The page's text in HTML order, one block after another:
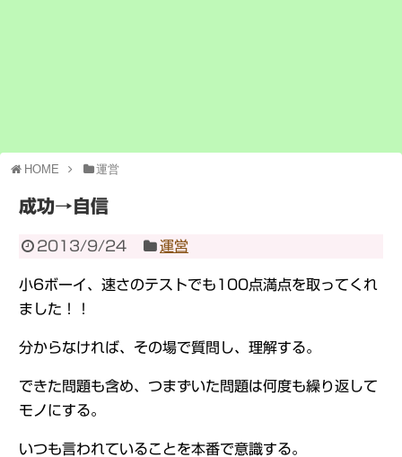
HOME 運営
成功→自信
2013/9/24 運営
小6ボーイ、速さのテストでも100点満点を取ってくれ
ました！！
分からなければ、その場で質問し、理解する。
できた問題も含め、つまずいた問題は何度も繰り返して
モノにする。
いつも言われていることを本番で意識する。